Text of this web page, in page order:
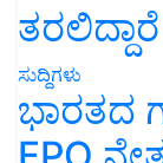
ಸುದ್ದಿಗಳು
ಭಾರತದ